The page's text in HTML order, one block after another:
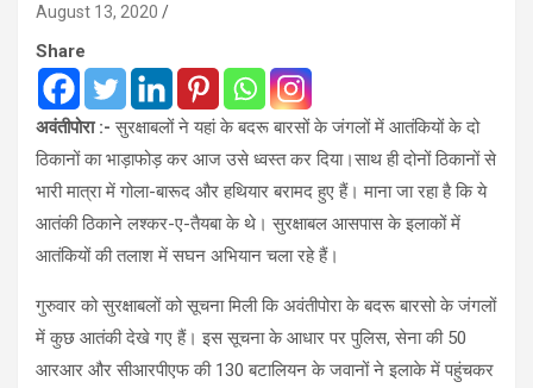
August 13, 2020
Share
अवंतीपोरा :- सुरक्षाबलों ने यहां के बदरू बारसों के जंगलों में आतंकियों के दो
ठिकानों का भाड़ाफोड़ कर आज उसे ध्वस्त कर दिया।साथ ही दोनों ठिकानों से
भारी मात्रा में गोला-बारूद और हथियार बरामद हुए हैं। माना जा रहा है कि ये
आतंकी ठिकाने लश्कर-ए-तैयबा के थे। सुरक्षाबल आसपास के इलाकों में
आतंकियों की तलाश में सघन अभियान चला रहे हैं।
गुरुवार को सुरक्षाबलों को सूचना मिली कि अवंतीपोरा के बदरू बारसो के जंगलों
में कुछ आतंकी देखे गए हैं। इस सूचना के आधार पर पुलिस, सेना की 50
आरआर और सीआरपीएफ की 130 बटालियन के जवानों ने इलाके में पहुंचकर